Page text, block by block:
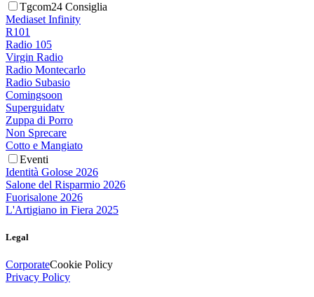
Tgcom24 Consiglia
Mediaset Infinity
R101
Radio 105
Virgin Radio
Radio Montecarlo
Radio Subasio
Comingsoon
Superguidatv
Zuppa di Porro
Non Sprecare
Cotto e Mangiato
Eventi
Identità Golose 2026
Salone del Risparmio 2026
Fuorisalone 2026
L'Artigiano in Fiera 2025
Legal
CorporateCookie Policy
Privacy Policy